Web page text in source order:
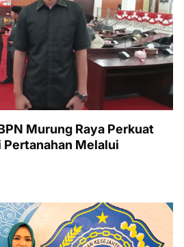
Murung Raya Perkuat
Melalui